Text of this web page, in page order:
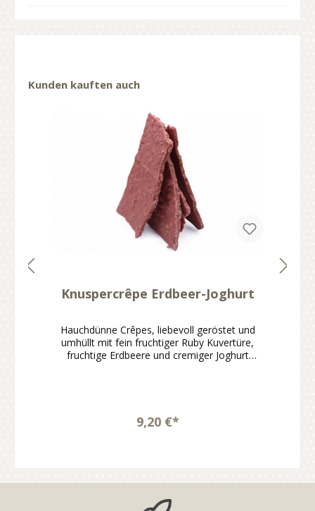
Kunden kauften auch
Knuspercrêpe Erdbeer-Joghurt
Hauchdünne Crêpes, liebevoll geröstet und
umhüllt mit fein fruchtiger Ruby Kuvertüre,
fruchtige Erdbeere und cremiger Joghurt
leicht im CharakterHandgemacht und sofort
genussbereitIdeal zum Naschen, Teilen oder
Ruby Kuvertüre nach hauseigener Rezeptur.
Joghurt sorgt für einen leichten, charmanten
9,20 €*